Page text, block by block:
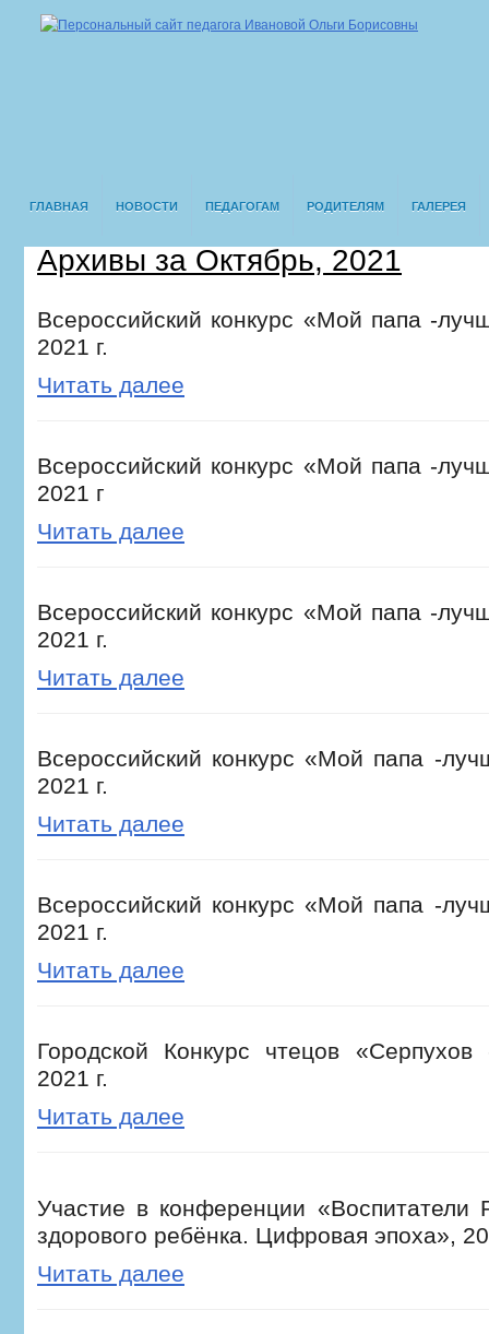
ГЛАВНАЯ НОВОСТИ ПЕДАГОГАМ РОДИТЕЛЯМ ГАЛЕРЕЯ
Архивы за Октябрь, 2021
Всероссийский конкурс «Мой папа -
2021 г.
Читать далее
Всероссийский конкурс «Мой папа -
2021 г
Читать далее
Всероссийский конкурс «Мой папа -
2021 г.
Читать далее
Всероссийский конкурс «Мой папа -
2021 г.
Читать далее
Всероссийский конкурс «Мой папа -
2021 г.
Читать далее
Городской Конкурс чтецов
2021 г.
Читать далее
Участие в конференции «Воспитатели
здорового ребёнка. Цифровая эпоха»,
Читать далее